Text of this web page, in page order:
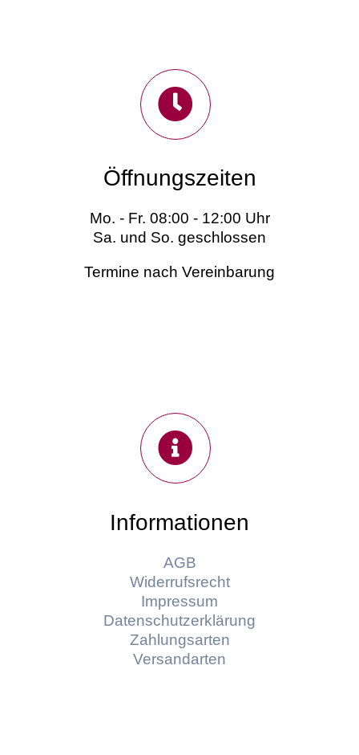
Öffnungszeiten
Mo. - Fr. 08:00 - 12:00 Uhr
Sa. und So. geschlossen
Termine nach Vereinbarung
Informationen
AGB
Widerrufsrecht
Impressum
Datenschutzerklärung
Zahlungsarten
Versandarten